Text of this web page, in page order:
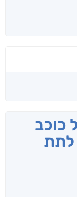
כוכב
לתת